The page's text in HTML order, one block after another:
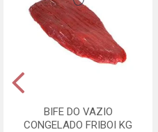
BIFE DO VAZIO
CONGELADO FRIBOI KG